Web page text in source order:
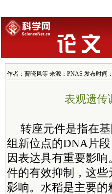
作者：曹晓风等 来源：PNAS 发布时间
表观遗传
转座元件是指在
组新位点的DNA片
因表达具有重要影
件的有效抑制，这
影响。水稻是主要